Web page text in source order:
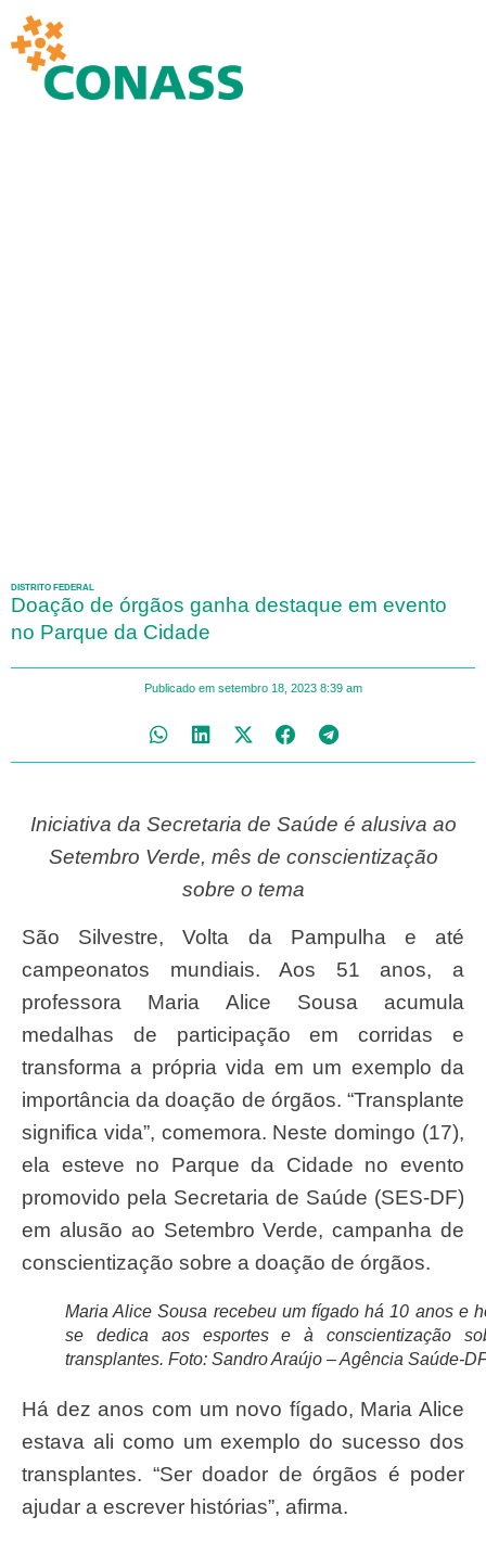
DISTRITO FEDERAL
Doação de órgãos ganha destaque em evento
no Parque da Cidade
Publicado em setembro 18, 2023 8:39 am
Iniciativa da Secretaria de Saúde é alusiva ao
Setembro Verde, mês de conscientização
sobre o tema
São Silvestre, Volta da Pampulha e até
campeonatos mundiais. Aos 51 anos, a
professora Maria Alice Sousa acumula
medalhas de participação em corridas e
transforma a própria vida em um exemplo da
importância da doação de órgãos. “Transplante
significa vida”, comemora. Neste domingo (17),
ela esteve no Parque da Cidade no evento
promovido pela Secretaria de Saúde (SES-DF)
em alusão ao Setembro Verde, campanha de
conscientização sobre a doação de órgãos.
Maria Alice Sousa recebeu um fígado há 10 anos e
se dedica aos esportes e à conscientização
transplantes. Foto: Sandro Araújo – Agência Saúde-
Há dez anos com um novo fígado, Maria Alice
estava ali como um exemplo do sucesso dos
transplantes. “Ser doador de órgãos é poder
ajudar a escrever histórias”, afirma.